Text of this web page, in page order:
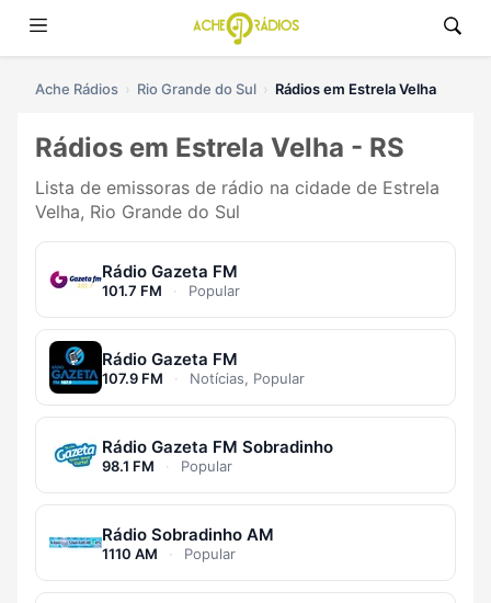
Ache Rádios Rio Grande do Sul Rádios em Estrela Velha
Rádios em Estrela Velha - RS
Lista de emissoras de rádio na cidade de Estrela
Velha, Rio Grande do Sul
Rádio Gazeta FM
101.7 FM · Popular
Rádio Gazeta FM
107.9 FM · Notícias, Popular
Rádio Gazeta FM Sobradinho
98.1 FM · Popular
Rádio Sobradinho AM
1110 AM · Popular